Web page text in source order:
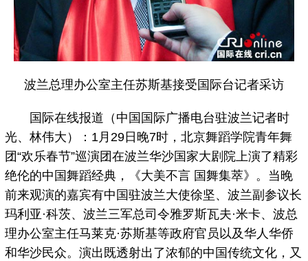
波兰总理办公室主任苏斯基接受国际台记者采访
国际在线报道（中国国际广播电台驻波兰记者时
光、林伟大）：1月29日晚7时，北京舞蹈学院青年舞
团“欢乐春节”巡演团在波兰华沙国家大剧院上演了精彩
绝伦的中国舞蹈经典，《大美不言 国舞集萃》。当晚
前来观演的嘉宾有中国驻波兰大使徐坚、波兰副参议长
玛利亚·科茨、波兰三军总司令雅罗斯瓦夫·米卡、波总
理办公室主任马莱克·苏斯基等政府官员以及华人华侨
和华沙民众。演出既透射出了浓郁的中国传统文化，又